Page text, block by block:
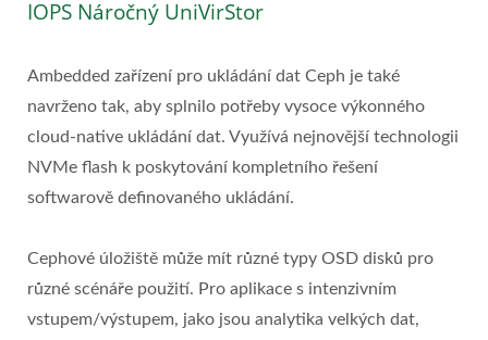
IOPS Náročný UniVirStor
Ambedded zařízení pro ukládání dat Ceph je také
navrženo tak, aby splnilo potřeby vysoce výkonného
cloud-native ukládání dat. Využívá nejnovější technologii
NVMe flash k poskytování kompletního řešení
softwarově definovaného ukládání.
Cephové úložiště může mít různé typy OSD disků pro
různé scénáře použití. Pro aplikace s intenzivním
vstupem/výstupem, jako jsou analytika velkých dat,